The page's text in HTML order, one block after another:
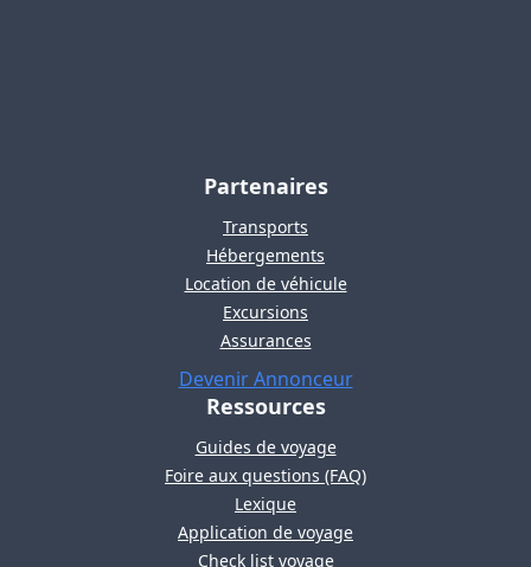
Partenaires
Transports
Hébergements
Location de véhicule
Excursions
Assurances
Devenir Annonceur
Ressources
Guides de voyage
Foire aux questions (FAQ)
Lexique
Application de voyage
Check list voyage